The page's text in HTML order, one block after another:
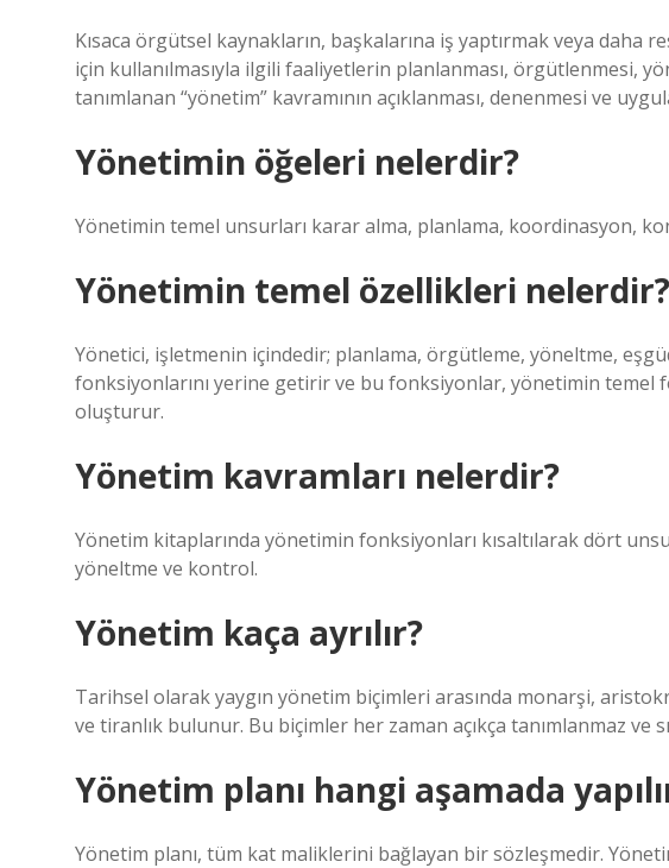
Kısaca örgütsel kaynakların, başkalarına iş yaptırmak veya daha
için kullanılmasıyla ilgili faaliyetlerin planlanması, örgütlenmesi,
tanımlanan “yönetim” kavramının açıklanması, denenmesi ve
Yönetimin öğeleri nelerdir?
Yönetimin temel unsurları karar alma, planlama, koordinasyon,
Yönetimin temel özellikleri nelerdir?
Yönetici, işletmenin içindedir; planlama, örgütleme, yöneltme,
fonksiyonlarını yerine getirir ve bu fonksiyonlar, yönetimin temel
oluşturur.
Yönetim kavramları nelerdir?
Yönetim kitaplarında yönetimin fonksiyonları kısaltılarak dört
yöneltme ve kontrol.
Yönetim kaça ayrılır?
Tarihsel olarak yaygın yönetim biçimleri arasında monarşi,
ve tiranlık bulunur. Bu biçimler her zaman açıkça tanımlanmaz ve
Yönetim planı hangi aşamada
Yönetim planı, tüm kat maliklerini bağlayan bir sözleşmedir.